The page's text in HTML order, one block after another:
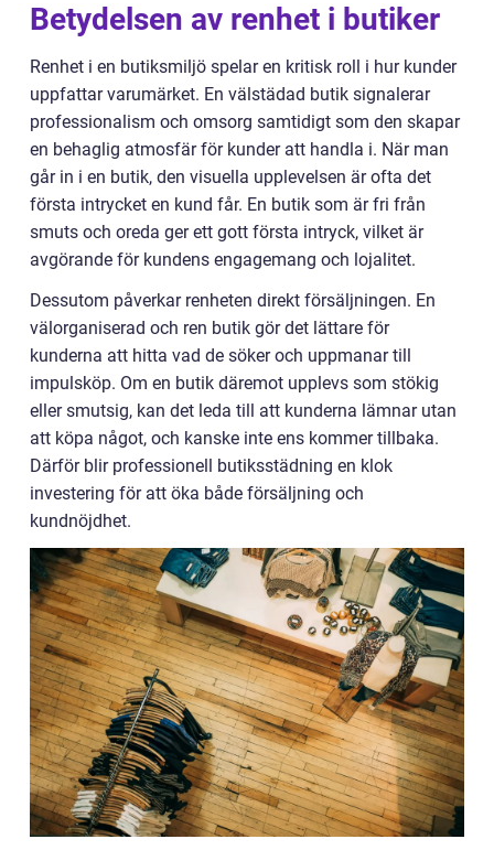
Betydelsen av renhet i butiker
Renhet i en butiksmiljö spelar en kritisk roll i hur kunder
uppfattar varumärket. En välstädad butik signalerar
professionalism och omsorg samtidigt som den skapar
en behaglig atmosfär för kunder att handla i. När man
går in i en butik, den visuella upplevelsen är ofta det
första intrycket en kund får. En butik som är fri från
smuts och oreda ger ett gott första intryck, vilket är
avgörande för kundens engagemang och lojalitet.
Dessutom påverkar renheten direkt försäljningen. En
välorganiserad och ren butik gör det lättare för
kunderna att hitta vad de söker och uppmanar till
impulsköp. Om en butik däremot upplevs som stökig
eller smutsig, kan det leda till att kunderna lämnar utan
att köpa något, och kanske inte ens kommer tillbaka.
Därför blir professionell butiksstädning en klok
investering för att öka både försäljning och
kundnöjdhet.